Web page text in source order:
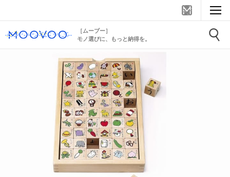
［ムーブー］
モノ選びに、もっと納得を。